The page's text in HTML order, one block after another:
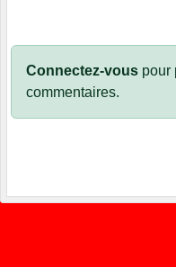
Connectez-vous pour
commentaires.